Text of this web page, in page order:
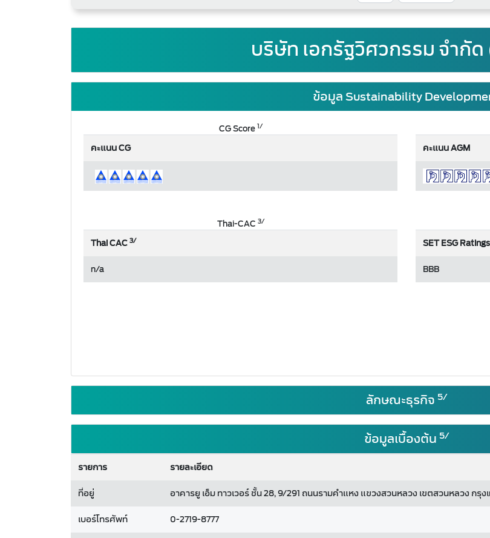
บริษัท เอกรัฐวิศวกรรม จำกั
ข้อมูล Sustainability
CG Score1/
คะแนน CG คะแนน AGM
Thai-CAC 3/
Thai CAC3/
n/a
SET ESG Ratings
BBB
ลักษณะธุรกิจ 5/
ข้อมูลเบื้องต้น 5/
รายการ
รายละเอียด
ที่อยู่
อาคารยู เอ็ม ทาวเวอร์ ชั้น 28, 9/291 ถนนรามคำแหง แขวงสวนหลวง เขตสวนหลวง กรุ
เบอร์โทรศัพท์
0-2719-8777